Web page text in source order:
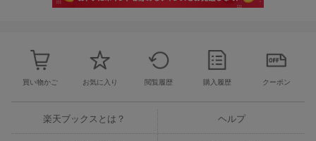
買い物かご お気に入り 閲覧履歴 購入履歴 クーポン
楽天ブックスとは？ ヘルプ